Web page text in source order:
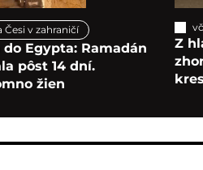
Česi v zahraničí
Egypta: Ramadán
pôst 14 dní.
žien
Z